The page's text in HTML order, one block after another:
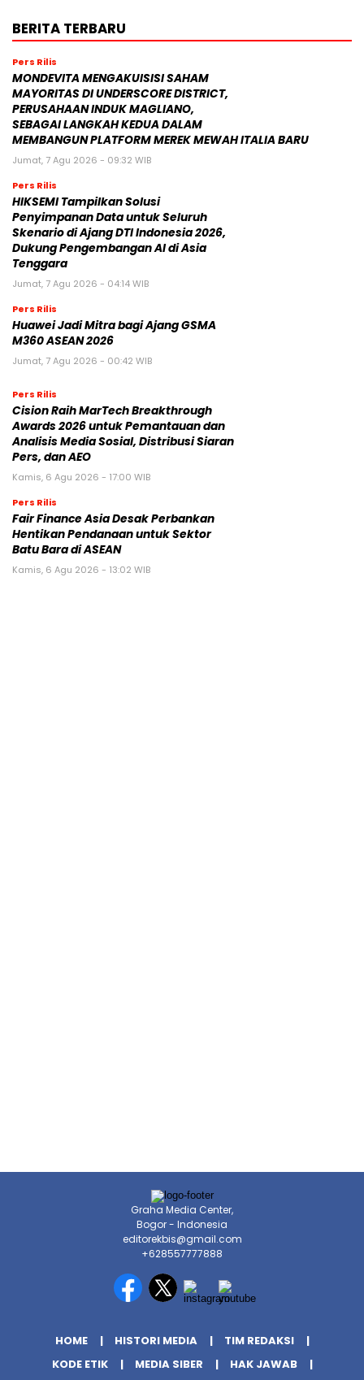
BERITA TERBARU
Pers Rilis
MONDEVITA MENGAKUISISI SAHAM
MAYORITAS DI UNDERSCORE DISTRICT,
PERUSAHAAN INDUK MAGLIANO,
SEBAGAI LANGKAH KEDUA DALAM
MEMBANGUN PLATFORM MEREK MEWAH ITALIA BARU
Jumat, 7 Agu 2026 - 09:32 WIB
Pers Rilis
HIKSEMI Tampilkan Solusi
Penyimpanan Data untuk Seluruh
Skenario di Ajang DTI Indonesia 2026,
Dukung Pengembangan AI di Asia
Tenggara
Jumat, 7 Agu 2026 - 04:14 WIB
Pers Rilis
Huawei Jadi Mitra bagi Ajang GSMA
M360 ASEAN 2026
Jumat, 7 Agu 2026 - 00:42 WIB
Pers Rilis
Cision Raih MarTech Breakthrough
Awards 2026 untuk Pemantauan dan
Analisis Media Sosial, Distribusi Siaran
Pers, dan AEO
Kamis, 6 Agu 2026 - 17:00 WIB
Pers Rilis
Fair Finance Asia Desak Perbankan
Hentikan Pendanaan untuk Sektor
Batu Bara di ASEAN
Kamis, 6 Agu 2026 - 13:02 WIB
Graha Media Center,
Bogor - Indonesia
editorekbis@gmail.com
+628557777888
HOME HISTORI MEDIA
TIM REDAKSI
KODE ETIK
MEDIA SIBER HAK JAWAB